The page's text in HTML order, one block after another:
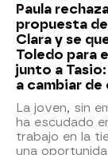
Paula
propuesta
Clara y se
Toledo para
junto a
a cambiar de
La joven, sin
ha escudado
trabajo en la
una